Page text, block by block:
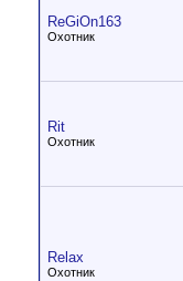
ReGiOn163
Охотник
Rit
Охотник
Relax
Охотник